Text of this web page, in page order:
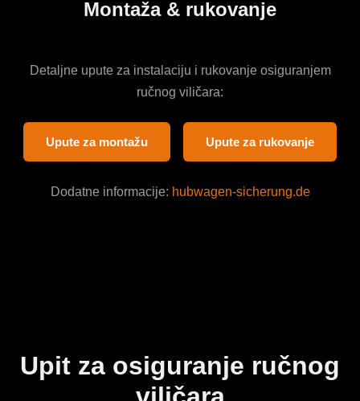
Montaža & rukovanje
Detaljne upute za instalaciju i rukovanje osiguranjem
ručnog viličara:
Upute za montažu Upute za rukovanje
Dodatne informacije: hubwagen-sicherung.de
Upit za osiguranje ručnog